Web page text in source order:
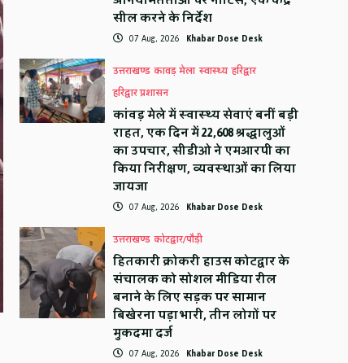
सील करने के निर्देश
07 Aug, 2026 Khabar Dose Desk
उत्तराखण्ड कावड़ मेला स्वास्थ्य हरिद्वार
हरिद्वार प्रशासन
कांवड़ मेले में स्वास्थ्य सेवाएं बनीं बड़ी
राहत, एक दिन में 22,608 श्रद्धालुओं
का उपचार, सीडीओ ने एमआरपी का
किया निरीक्षण, व्यवस्थाओं का लिया
जायजा
07 Aug, 2026 Khabar Dose Desk
उत्तराखण्ड कोटद्वार/पौड़ी
हितकारी क्रोकरी हाउस कोटद्वार के
संचालक को सोशल मीडिया रील
बनाने के लिए सड़क पर सामान
बिखेरना पड़ा भारी, तीन लोगों पर
मुकदमा दर्ज
07 Aug, 2026 Khabar Dose Desk